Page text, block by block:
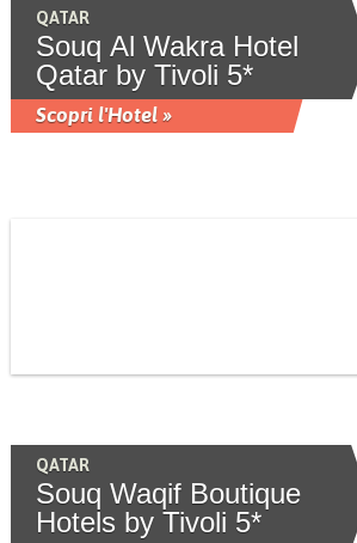
QATAR
Souq Al Wakra Hotel
Qatar by Tivoli 5*
Scopri l'Hotel »
QATAR
Souq Waqif Boutique
Hotels by Tivoli 5*